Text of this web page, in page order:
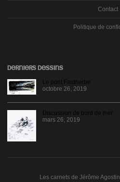
Contact
Politique de
DERNIERS DESSINS
Le pont Faidherbe
octobre 26, 2019
Discussion de bord de mer
mars 26, 2019
Les carnets de Jérôme